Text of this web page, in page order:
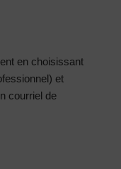
en choisissant
et
courriel de